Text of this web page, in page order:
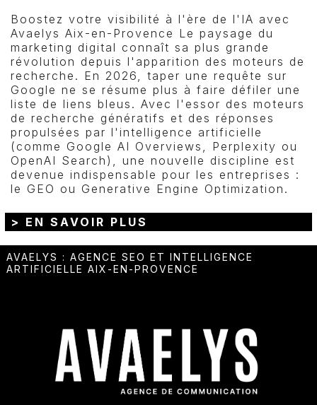
Boostez votre visibilité à l'ère de l'IA avec
Avaelys Aix-en-Provence Le paysage du
marketing digital connaît sa plus grande
révolution depuis l'apparition des moteurs de
recherche. En 2026, taper une requête sur
Google ne se résume plus à faire défiler une
liste de liens bleus. Avec l'essor des moteurs
de recherche génératifs et des réponses
propulsées par l'intelligence artificielle
(comme Google AI Overviews, Perplexity ou
OpenAI Search), une nouvelle discipline est
devenue indispensable pour les entreprises :
le GEO ou Generative Engine Optimization.
> EN SAVOIR PLUS
AVAELYS : AGENCE SEO ET INTELLIGENCE
ARTIFICIELLE AIX-EN-PROVENCE